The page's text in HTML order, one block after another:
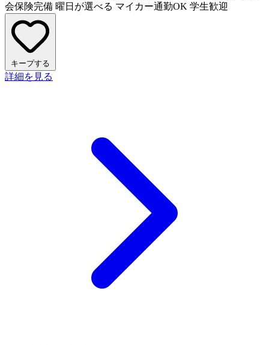
会保険完備 曜日が選べる マイカー通勤OK 学生歓迎
キープする
詳細を見る